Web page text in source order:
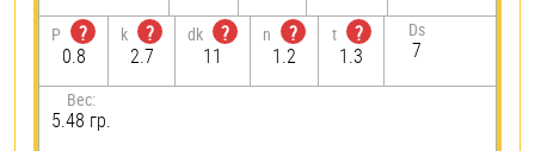
P
?
0.8
k
?
2.7
dk
?
11
n
?
1.2
t
?
1.3
Ds
7
Вес:
5.48 гр.